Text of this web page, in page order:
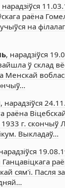
нарадзіўся
раёна
на
, нарадзіўся
ў склад
Менскай
, нарадзіўся
раёна
1933 г. скончыў
Выкладаў…
сям'і. Пасля